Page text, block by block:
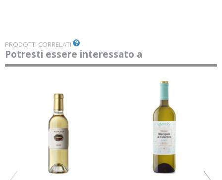
PRODOTTI CORRELATI
Potresti essere interessato a